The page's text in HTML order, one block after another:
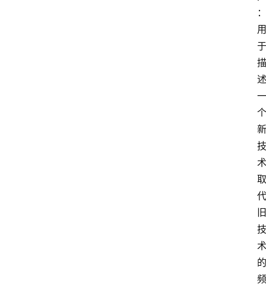
：
用
于
描
述
一
个
新
技
术
取
代
旧
技
术
的
频